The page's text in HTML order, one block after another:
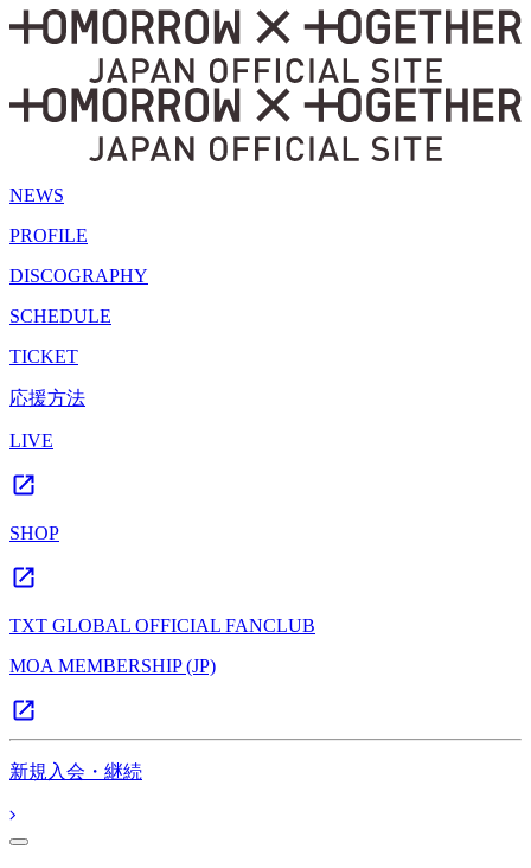
NEWS
PROFILE
DISCOGRAPHY
SCHEDULE
TICKET
応援方法
LIVE
SHOP
TXT GLOBAL OFFICIAL FANCLUB
MOA MEMBERSHIP (JP)
新規入会・継続